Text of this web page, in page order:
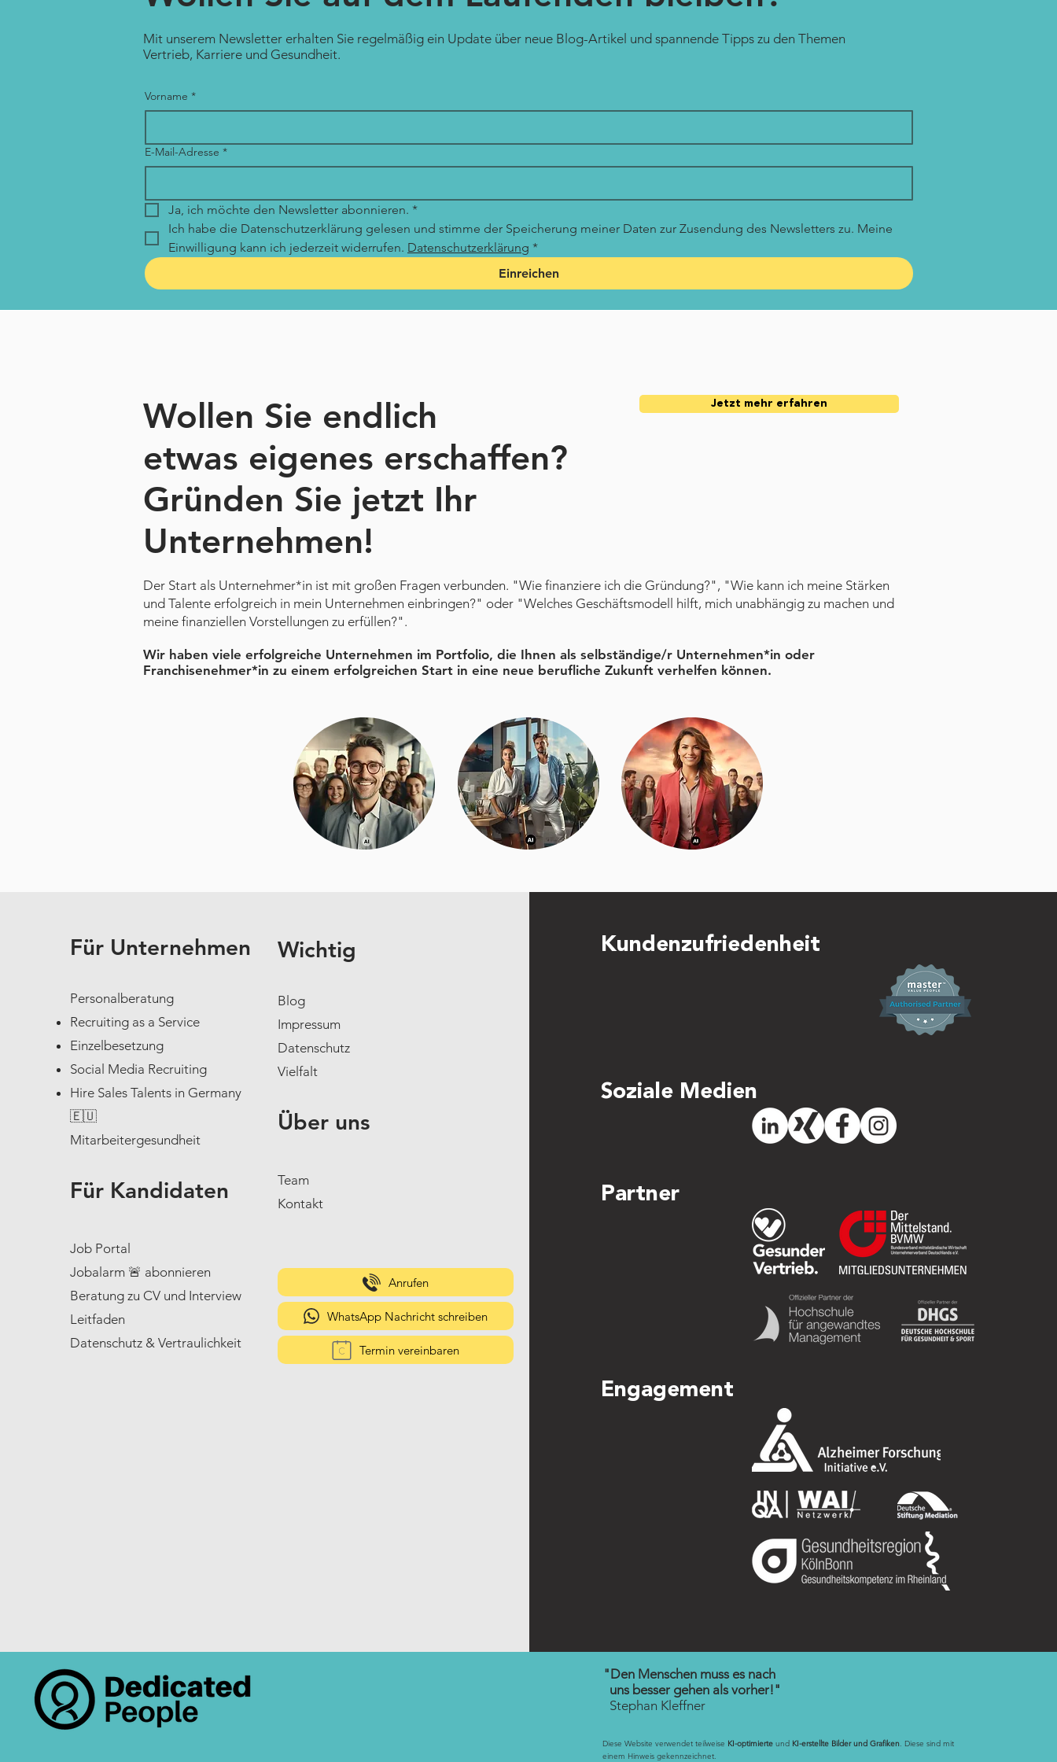
Mit unserem Newsletter erhalten Sie regelmäßig ein Update über neue Blog-Artikel und spannende Tipps zu den Themen
Vertrieb, Karriere und Gesundheit.
Vorname *
E-Mail-Adresse *
Ja, ich möchte den Newsletter abonnieren. *
Ich habe die Datenschutzerklärung gelesen und stimme der Speicherung meiner Daten zur Zusendung des Newsletters zu. Meine
Einwilligung kann ich jederzeit widerrufen. Datenschutzerklärung *
Einreichen
Wollen Sie endlich
etwas eigenes erschaffen?
Gründen Sie jetzt Ihr
Unternehmen!
Jetzt mehr erfahren
Der Start als Unternehmer*in ist mit großen Fragen verbunden. "Wie finanziere ich die Gründung?", "Wie kann ich meine Stärken
und Talente erfolgreich in mein Unternehmen einbringen?" oder "Welches Geschäftsmodell hilft, mich unabhängig zu machen und
meine finanziellen Vorstellungen zu erfüllen?".
Wir haben viele erfolgreiche Unternehmen im Portfolio, die Ihnen als selbständige/r Unternehmen*in oder
Franchisenehmer*in zu einem erfolgreichen Start in eine neue berufliche Zukunft verhelfen können.
Für Unternehmen
Personalberatung
Recruiting as a Service
Einzelbesetzung
Social Media Recruiting
Hire Sales Talents in Germany
🇪🇺
Mitarbeitergesundheit
Für Kandidaten
Job Portal
Jobalarm 🚨 abonnieren
Beratung zu CV und Interview
Leitfaden
Datenschutz & Vertraulichkeit
Wichtig
Blog
Impressum
Datenschutz
Vielfalt
Über uns
Team
Kontakt
Anrufen
WhatsApp Nachricht schreiben
Termin vereinbaren
Kundenzufriedenheit
Soziale Medien
Partner
Engagement
"Den Menschen muss es nach
uns besser gehen als vorher!"
Stephan Kleffner
Diese Website verwendet teilweise KI-optimierte und KI-erstellte Bilder und Grafiken. Diese sind mit
einem Hinweis gekennzeichnet.